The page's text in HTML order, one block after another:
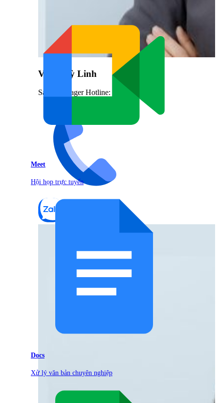
Vũ Thuỳ Linh
Sales Manager Hotline: 0842.999.666
Meet
Hội họp trực tuyến
Docs
Xử lý văn bản chuyên nghiệp